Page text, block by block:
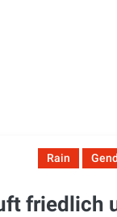
Rain
friedlich